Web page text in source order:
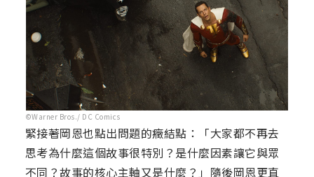
©Warner Bros./ DC Comics
緊接著岡恩也點出問題的癥結點：「大家都不再去
思考為什麼這個故事很特別？是什麼因素讓它與眾
不同？故事的核心主軸又是什麼？」隨後岡恩更直